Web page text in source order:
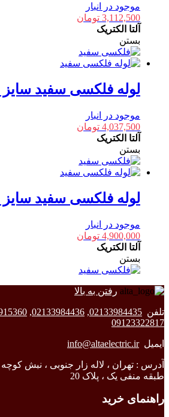
موجود در انبار
3,112,500 تومان
آلتا الکتریک
بستن
لوله فلکسی سفید سایز 25
موجود در انبار
4,037,500 تومان
آلتا الکتریک
بستن
لوله فلکسی سفید سایز 29
موجود در انبار
4,900,000 تومان
آلتا الکتریک
بستن
رفتن به بالا
تلفن 02133984435
,
02133984436
,
09123322817
ایمیلinfo@altaelectric.ir
آدرس : تهران ، لاله زار جنوبی ، نبش
طبقه منفی یک ، پلاک 20
راهنمای خرید